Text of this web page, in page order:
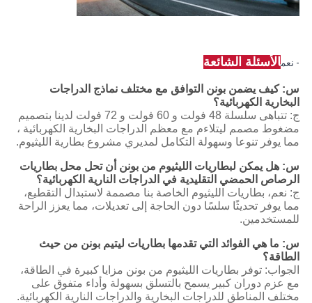
- نعمالأسئلة الشائعة
س: كيف يضمن بونن التوافق مع مختلف نماذج الدراجات
البخارية الكهربائية؟
ج: تتباهى سلسلة 48 فولت و 60 فولت و 72 فولت لدينا بتصميم
مضغوط مصمم ليتلاءم مع معظم الدراجات البخارية الكهربائية ،
مما يوفر تنوعا وسهولة التكامل لمديري مشروع بطارية الليثيوم.
س: هل يمكن لبطاريات الليثيوم من بونن أن تحل محل بطاريات
الرصاص الحمضي التقليدية في الدراجات النارية الكهربائية؟
ج: نعم، بطاريات الليثيوم الخاصة بنا مصممة لاستبدال التقطيع،
مما يوفر تحديثًا سلسًا دون الحاجة إلى تعديلات، مما يعزز الراحة
للمستخدمين.
س: ما هي الفوائد التي تقدمها بطاريات ليتيم بونن من حيث
الطاقة؟
الجواب: توفر بطاريات الليثيوم من بونن مزايا كبيرة في الطاقة،
مع عزم دوران كبير يسمح بالتسلق بسهولة وأداء متفوق على
مختلف المناطق للدراجات البخارية والدراجات النارية الكهربائية.